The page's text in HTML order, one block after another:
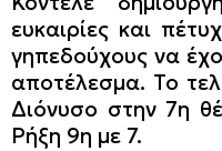
ευκαιρίες και
γηπεδούχους να
αποτέλεσμα. Το
Διόνυσο στην 7η
Ρήξη 9η με 7.